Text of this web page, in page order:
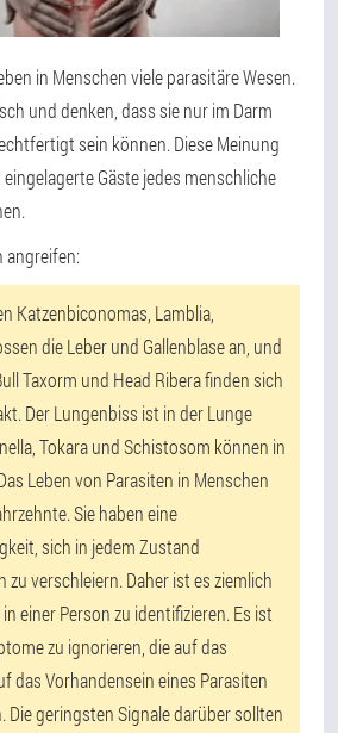
in Menschen viele parasitäre Wesen.
und denken, dass sie nur im Darm
sein können. Diese Meinung
Gäste jedes menschliche
angreifen:
Katzenbiconomas, Lamblia,
die Leber und Gallenblase an, und
Taxorm und Head Ribera finden sich
Der Lungenbiss ist in der Lunge
Tokara und Schistosom können in
Leben von Parasiten in Menschen
Sie haben eine
sich in jedem Zustand
zu verschleiern. Daher ist es ziemlich
einer Person zu identifizieren. Es ist
zu ignorieren, die auf das
das Vorhandensein eines Parasiten
Die geringsten Signale darüber sollten